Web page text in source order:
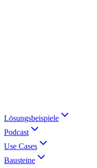
Lösungsbeispiele
Podcast
Use Cases
Bausteine